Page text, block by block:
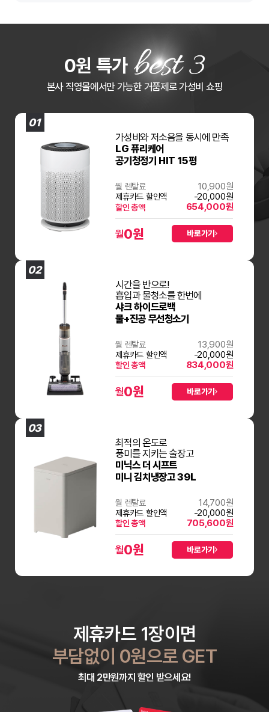
0원 특가
본사 직영몰에서만 가능한 거품제로 가성비 쇼핑
01
가성비와 저소음을 동시에 만족
LG 퓨리케어
공기청정기 HIT 15평
월 렌탈료 10,900원
제휴카드 할인액 -20,000원
할인 총액 654,000원
월0원 바로가기
02
시간을 반으로!
흡입과 물청소를 한번에
샤크 하이드로백
물+진공 무선청소기
월 렌탈료 13,900원
제휴카드 할인액 -20,000원
할인 총액 834,000원
월0원 바로가기
03
최적의 온도로
풍미를 지키는 술장고
미닉스 더 시프트
미니 김치냉장고 39L
월 렌탈료 14,700원
제휴카드 할인액 -20,000원
할인 총액 705,600원
월0원 바로가기
제휴카드 1장이면
부담없이 0원으로 GET
최대 2만원까지 할인 받으세요!